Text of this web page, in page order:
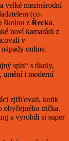
velké mezinárodní
(co-
školou z Řecka.
noví kamarádi z
v
online.
spis“ s úkoly,
umění i moderní
zjišťovali, kolik
obyčejného trička.
a vyrobili si super